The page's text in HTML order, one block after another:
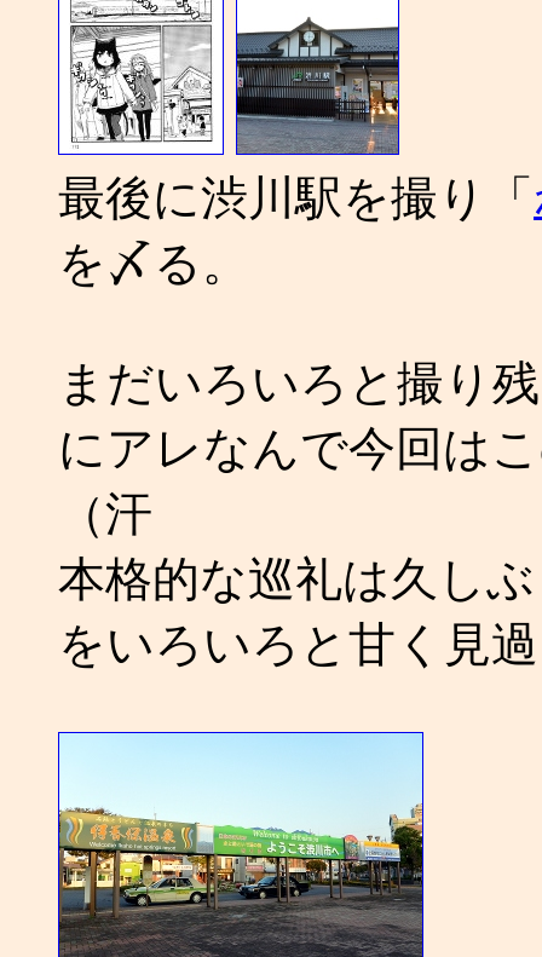
最後に渋川駅を撮り「
を〆る。
まだいろいろと撮り
にアレなんで今回は
（汗
本格的な巡礼は久し
をいろいろと甘く見